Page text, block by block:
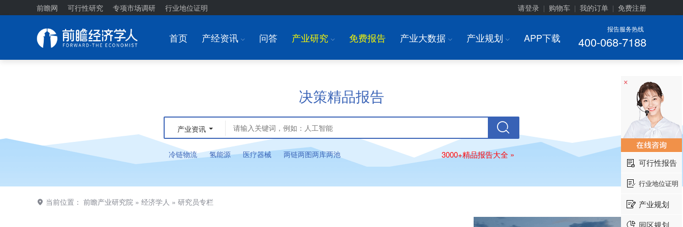
前瞻网 可行性研究 专项市场调研 行业地位证明 请登录 购物车 我的订单 免费注册
报告服务热线
400-068-7188
首页 产经资讯 I 问答 产业研究 I 免费报告 产业大数据 I 产业规划 I APP下载
决策精品报告
产业资讯
冷链物流 氢能源 医疗器械 两链两图两库两池 3000+精品报告大全 »
当前位置： 前瞻产业研究院 » 经济学人 » 研究员专栏
×
可行性报告
行业地位证明
产业规划
园区规划